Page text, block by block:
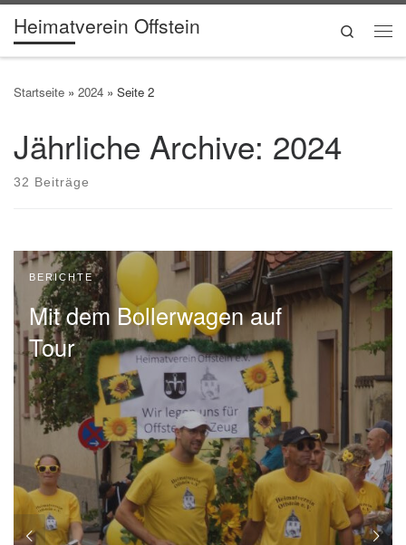
Zum Inhalt springen
Heimatverein Offstein
Search
Startseite » 2024 » Seite 2
Jährliche Archive: 2024
32 Beiträge
BERICHTE
Mit dem Bollerwagen auf
Tour